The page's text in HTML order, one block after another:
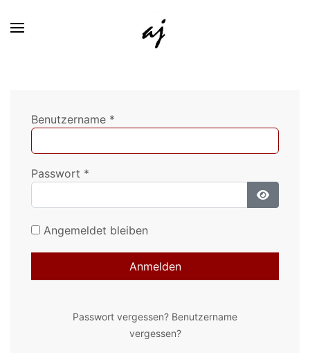
Benutzername *
Passwort *
Angemeldet bleiben
Anmelden
Passwort vergessen? Benutzername
vergessen?